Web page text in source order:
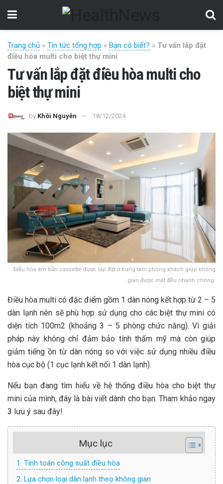
Trang chủ » Tin tức tổng hợp » Bạn có biết? » Tư vấn lắp đặt
điều hòa multi cho biệt thự mini
Tư vấn lắp đặt điều hòa multi cho
biệt thự mini
by Khôi Nguyễn 18/12/2024
Điều hòa âm trần cassette được lắp đặt ở trung tâm phòng khách giúp không
gian được mát đều nhanh chóng.
Điều hòa multi có đặc điểm gồm 1 dàn nóng kết hợp từ 2 – 5
dàn lạnh nên sẽ phù hợp sử dụng cho các biệt thự mini có
diện tích 100m2 (khoảng 3 – 5 phòng chức năng). Vì giải
pháp này không chỉ đảm bảo tính thẩm mỹ mà còn giúp
giảm tiếng ồn từ dàn nóng so với việc sử dụng nhiều điều
hòa cục bộ (1 cục lạnh kết nối 1 dàn lạnh).
Nếu bạn đang tìm hiểu về hệ thống điều hòa cho biệt thự
mini của mình, đây là bài viết dành cho bạn. Tham khảo ngay
3 lưu ý sau đây!
Mục lục
1. Tính toán công suất điều hòa
2. Lựa chọn loại dàn lạnh theo không gian